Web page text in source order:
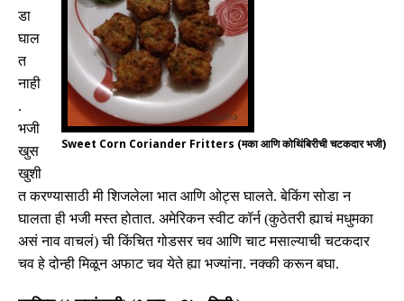
Sweet Corn Coriander Fritters (मका आणि कोथिंबिरीची चटकदार भजी)
डा
घाल
त
नाही
.
भजी
खुस
खुशी
त करण्यासाठी मी शिजलेला भात आणि ओट्स घालते.बेकिंगसोडा न
घालता ही भजी मस्त होतात. अमेरिकन स्वीट कॉर्न(कुठेतरी ह्याचं मधुमका
असं नाव वाचलं)ची किंचित गोडसर चव आणि चाट मसाल्याची चटकदार
चव हे दोन्ही मिळून अफाट चव येते ह्या भज्यांना.नक्की करून बघा.